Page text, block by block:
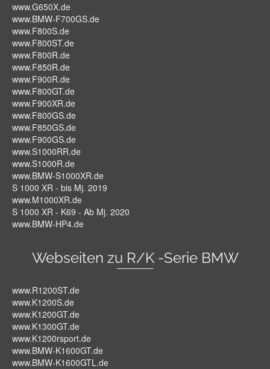
www.G650X.de
www.BMW-F700GS.de
www.F800S.de
www.F800ST.de
www.F800R.de
www.F850R.de
www.F900R.de
www.F800GT.de
www.F900XR.de
www.F800GS.de
www.F850GS.de
www.F900GS.de
www.S1000RR.de
www.S1000R.de
www.BMW-S1000XR.de
S 1000 XR - bis Mj. 2019
www.M1000XR.de
S 1000 XR - K69 - Ab Mj. 2020
www.BMW-HP4.de
Webseiten zu R/K -Serie BMW
www.R1200ST.de
www.K1200S.de
www.K1200GT.de
www.K1300GT.de
www.K1200rsport.de
www.BMW-K1600GT.de
www.BMW-K1600GTL.de